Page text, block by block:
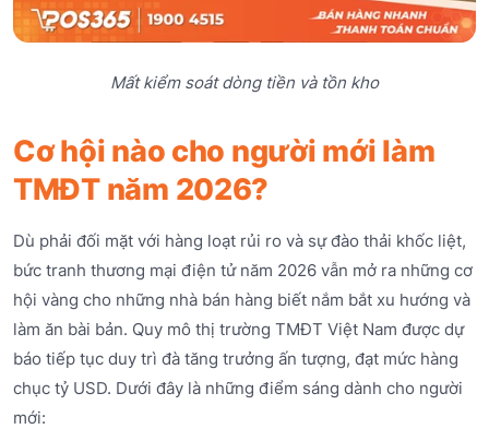
Mất kiểm soát dòng tiền và tồn kho
Cơ hội nào cho người mới làm
TMĐT năm 2026?
Dù phải đối mặt với hàng loạt rủi ro và sự đào thải khốc liệt,
bức tranh thương mại điện tử năm 2026 vẫn mở ra những cơ
hội vàng cho những nhà bán hàng biết nắm bắt xu hướng và
làm ăn bài bản. Quy mô thị trường TMĐT Việt Nam được dự
báo tiếp tục duy trì đà tăng trưởng ấn tượng, đạt mức hàng
chục tỷ USD. Dưới đây là những điểm sáng dành cho người
mới: